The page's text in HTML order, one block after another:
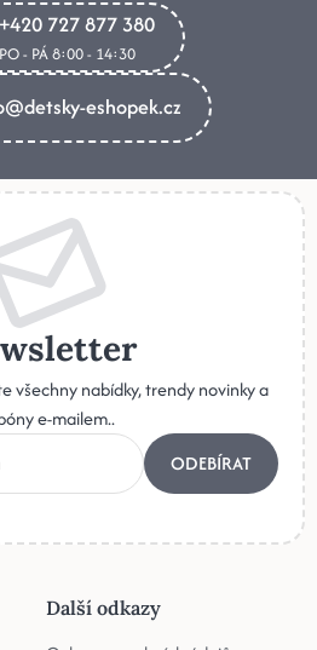
+420 727 877 380
PO - PÁ 8:00 - 14:30
eshopek.cz
všechny nabídky, trendy novinky a
e-mailem..
ODEBÍRAT
Další odkazy